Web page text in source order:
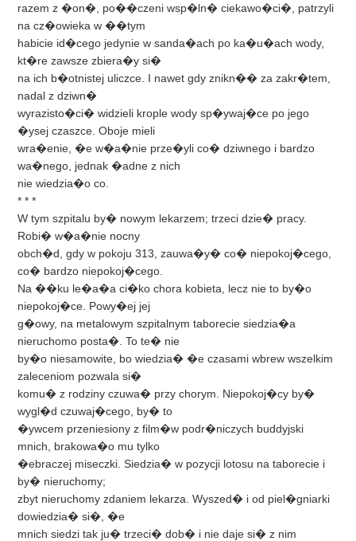
razem z �on�, po��czeni wsp�ln� ciekawo�ci�, patrzyli
na cz�owieka w ��tym
habicie id�cego jedynie w sanda�ach po ka�u�ach wody,
kt�re zawsze zbiera�y si�
na ich b�otnistej uliczce. I nawet gdy znikn�� za zakr�tem,
nadal z dziwn�
wyrazisto�ci� widzieli krople wody sp�ywaj�ce po jego
�ysej czaszce. Oboje mieli
wra�enie, �e w�a�nie prze�yli co� dziwnego i bardzo
wa�nego, jednak �adne z nich
nie wiedzia�o co.
* * *
W tym szpitalu by� nowym lekarzem; trzeci dzie� pracy.
Robi� w�a�nie nocny
obch�d, gdy w pokoju 313, zauwa�y� co� niepokoj�cego,
co� bardzo niepokoj�cego.
Na ��ku le�a�a ci�ko chora kobieta, lecz nie to by�o
niepokoj�ce. Powy�ej jej
g�owy, na metalowym szpitalnym taborecie siedzia�a
nieruchomo posta�. To te� nie
by�o niesamowite, bo wiedzia� �e czasami wbrew wszelkim
zaleceniom pozwala si�
komu� z rodziny czuwa� przy chorym. Niepokoj�cy by�
wygl�d czuwaj�cego, by� to
�ywcem przeniesiony z film�w podr�niczych buddyjski
mnich, brakowa�o mu tylko
�ebraczej miseczki. Siedzia� w pozycji lotosu na taborecie i
by� nieruchomy;
zbyt nieruchomy zdaniem lekarza. Wyszed� i od piel�gniarki
dowiedzia� si�, �e
mnich siedzi tak ju� trzeci� dob� i nie daje si� z nim